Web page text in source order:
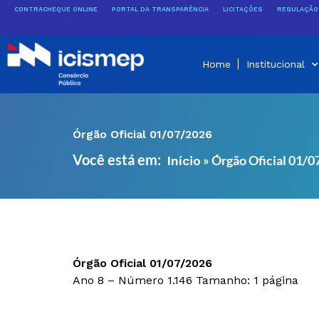
conteúdo
CONTRACHEQUE ONLINE PORTAL DA TRANSPARÊNCIA LICITAÇÕES
Home Institucional
Órgão Oficial 01/07/2026
Você está em: Início »Órgão Oficial 01/
Órgão Oficial 01/07/2026
Ano 8 – Número 1.146 Tamanho: 1 página